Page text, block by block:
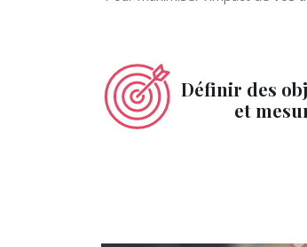
Définir des
et